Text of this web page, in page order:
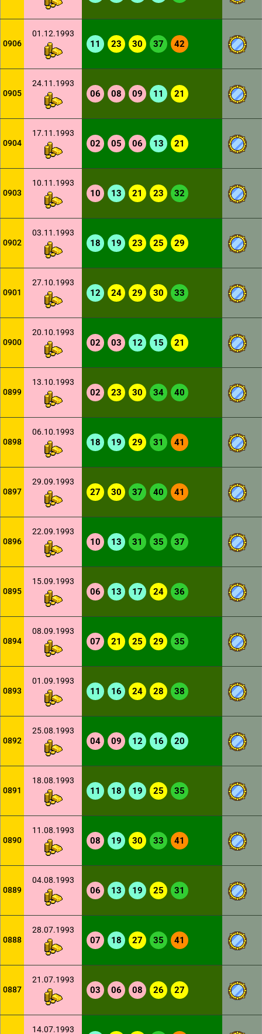
0906
01.12.1993
11 23 30 37 42
0905
24.11.1993
06 08 09 11 21
0904
17.11.1993
02 05 06 13 21
0903
10.11.1993
10 13 21 23 32
0902
03.11.1993
18 19 23 25 29
0901
27.10.1993
12 24 29 30 33
0900
20.10.1993
02 03 12 15 21
0899
13.10.1993
02 23 30 34 40
0898
06.10.1993
18 19 29 31 41
0897
29.09.1993
27 30 37 40 41
0896
22.09.1993
10 13 31 35 37
0895
15.09.1993
06 13 17 24 36
0894
08.09.1993
07 21 25 29 35
0893
01.09.1993
11 16 24 28 38
0892
25.08.1993
04 09 12 16 20
0891
18.08.1993
11 18 19 25 35
0890
11.08.1993
08 19 30 33 41
0889
04.08.1993
06 13 19 25 31
0888
28.07.1993
07 18 27 35 41
0887
21.07.1993
03 06 08 26 27
14.07.1993